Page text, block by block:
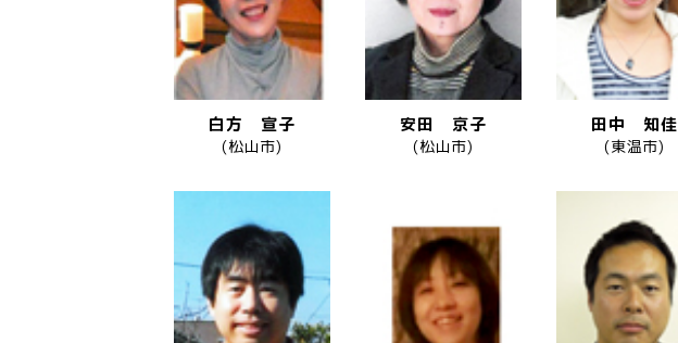
白方 宣子
(松山市)
安田 京子
(松山市)
田中 知佳
(東温市)